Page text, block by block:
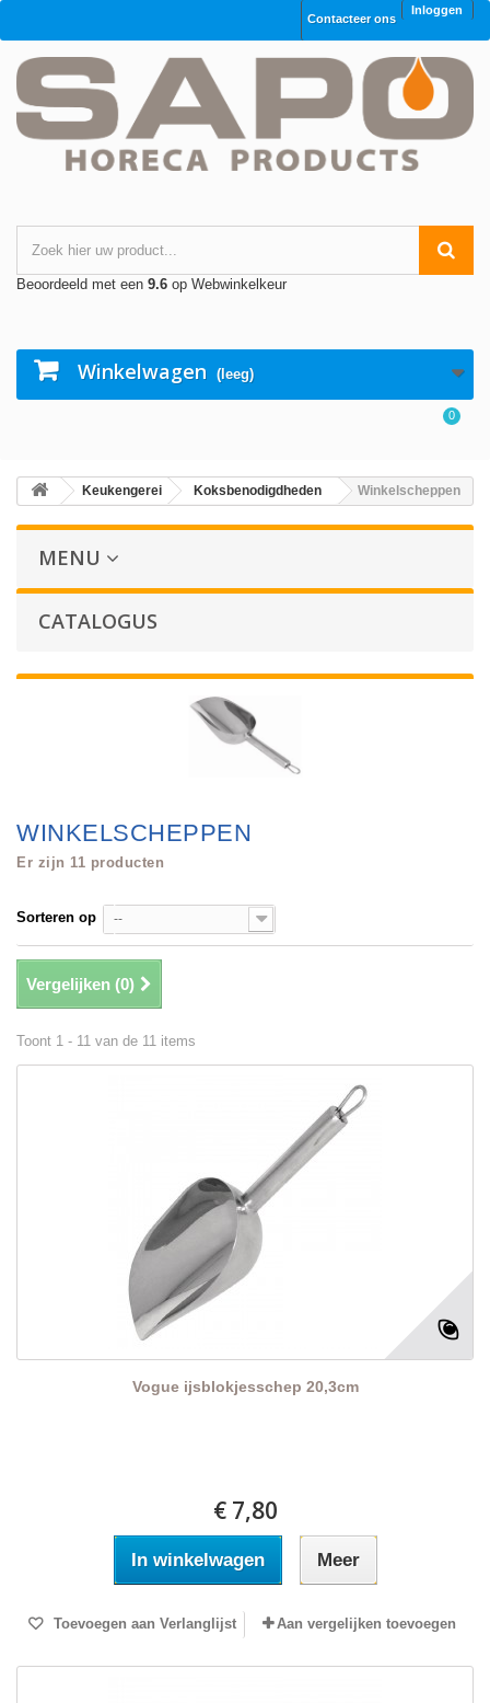
Inloggen
Contacteer ons
Beoordeeld met een 9.6 op Webwinkelkeur
Winkelwagen (leeg)
0
Keukengerei Koksbenodigdheden Winkelscheppen
MENU
CATALOGUS
WINKELSCHEPPEN
Er zijn 11 producten
Sorteren op --
Vergelijken (0)
Toont 1 - 11 van de 11 items
Vogue ijsblokjesschep 20,3cm
€ 7,80
In winkelwagen Meer
Toevoegen aan Verlanglijst Aan vergelijken toevoegen